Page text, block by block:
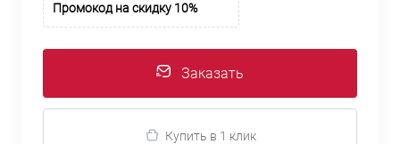
Промокод на скидку 10%
Заказать
Купить в 1 клик